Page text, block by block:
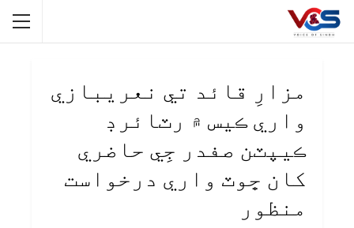
مزارِ قائد تي نعريبازي
واري ڪيس ۾ رٽائرڊ
ڪيپٽن صفدر جِي حاضري
کان ڇوٽ واري درخواست
منظور